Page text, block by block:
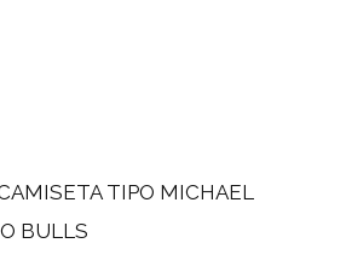
TIPO MICHAEL
BULLS